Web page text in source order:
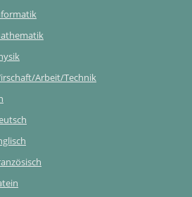
Arbeit/Technik